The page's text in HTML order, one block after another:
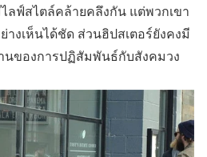
ลฟ์สไตล์คล้ายคลึงกัน แต่พวกเขา
งเห็นได้ชัด ส่วนฮิปสเตอร์ยังคงมี
นของการปฏิสัมพันธ์กับสังคมวง